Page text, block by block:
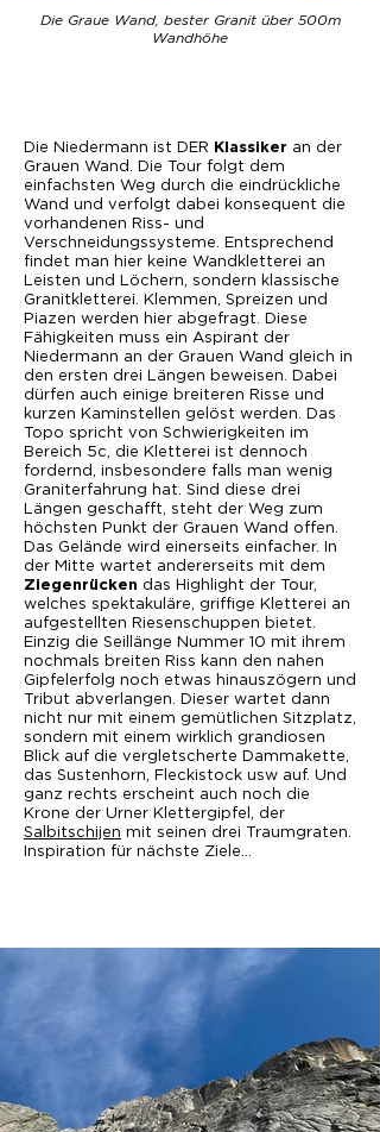
Die Graue Wand, bester Granit über 500m
Wandhöhe
Die Niedermann ist DER Klassiker an der
Grauen Wand. Die Tour folgt dem
einfachsten Weg durch die eindrückliche
Wand und verfolgt dabei konsequent die
vorhandenen Riss- und
Verschneidungssysteme. Entsprechend
findet man hier keine Wandkletterei an
Leisten und Löchern, sondern klassische
Granitkletterei. Klemmen, Spreizen und
Piazen werden hier abgefragt. Diese
Fähigkeiten muss ein Aspirant der
Niedermann an der Grauen Wand gleich in
den ersten drei Längen beweisen. Dabei
dürfen auch einige breiteren Risse und
kurzen Kaminstellen gelöst werden. Das
Topo spricht von Schwierigkeiten im
Bereich 5c, die Kletterei ist dennoch
fordernd, insbesondere falls man wenig
Graniterfahrung hat. Sind diese drei
Längen geschafft, steht der Weg zum
höchsten Punkt der Grauen Wand offen.
Das Gelände wird einerseits einfacher. In
der Mitte wartet andererseits mit dem
Ziegenrücken das Highlight der Tour,
welches spektakuläre, griffige Kletterei an
aufgestellten Riesenschuppen bietet.
Einzig die Seillänge Nummer 10 mit ihrem
nochmals breiten Riss kann den nahen
Gipfelerfolg noch etwas hinauszögern und
Tribut abverlangen. Dieser wartet dann
nicht nur mit einem gemütlichen Sitzplatz,
sondern mit einem wirklich grandiosen
Blick auf die vergletscherte Dammakette,
das Sustenhorn, Fleckistock usw auf. Und
ganz rechts erscheint auch noch die
Krone der Urner Klettergipfel, der
Salbitschijen mit seinen drei Traumgraten.
Inspiration für nächste Ziele...